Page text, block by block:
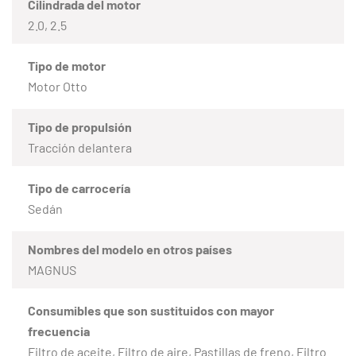
Cilindrada del motor
2.0, 2.5
Tipo de motor
Motor Otto
Tipo de propulsión
Tracción delantera
Tipo de carrocería
Sedán
Nombres del modelo en otros países
MAGNUS
Consumibles que son sustituidos con mayor
frecuencia
Filtro de aceite, Filtro de aire, Pastillas de freno, Filtro